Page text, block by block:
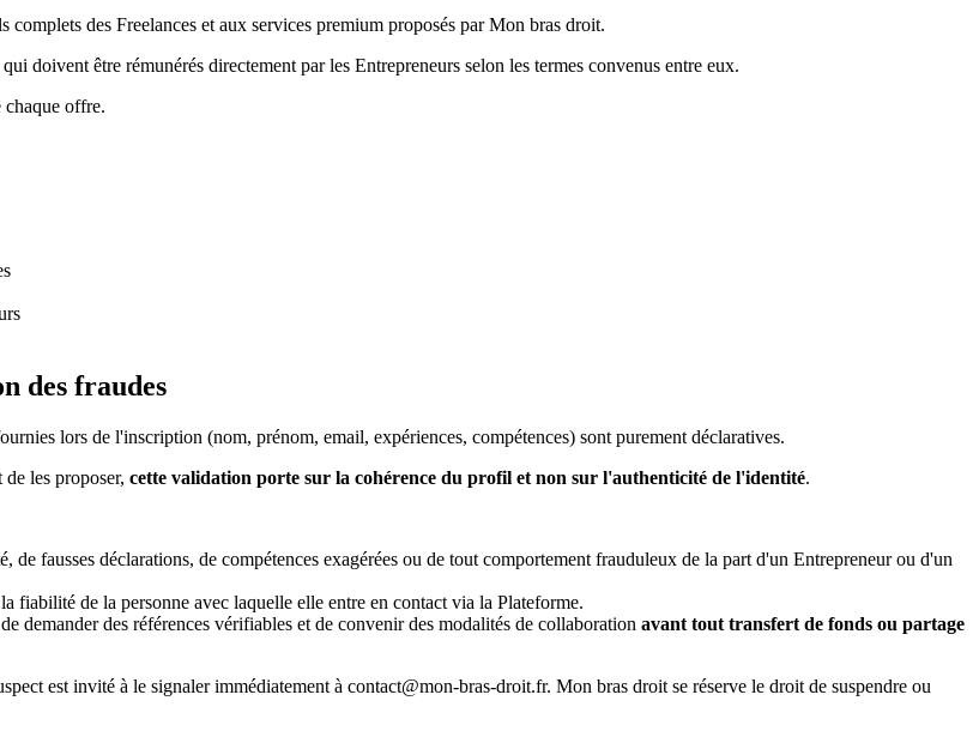
des Freelances et aux services premium proposés par Mon bras droit.
qui doivent être rémunérés directement par les Entrepreneurs selon les termes convenus entre eux.
chaque offre.
des fraudes
lors de l'inscription (nom, prénom, email, expériences, compétences) sont purement déclaratives.
les proposer, cette validation porte sur la cohérence du profil et non sur l'authenticité de l'identité.
de fausses déclarations, de compétences exagérées ou de tout comportement frauduleux de la part d'un Entrepreneur ou d'un
fiabilité de la personne avec laquelle elle entre en contact via la Plateforme.
demander des références vérifiables et de convenir des modalités de collaboration avant tout transfert de fonds ou partage
est invité à le signaler immédiatement à contact@mon-bras-droit.fr. Mon bras droit se réserve le droit de suspendre ou